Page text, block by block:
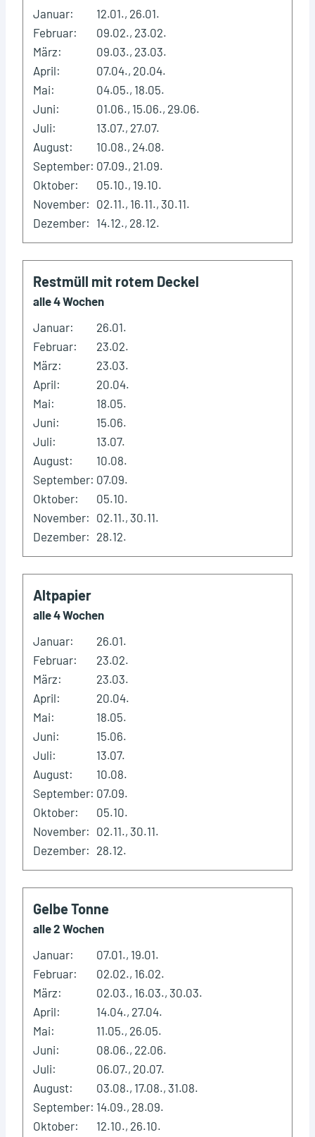
Januar:
12.01., 26.01.
Februar:
09.02., 23.02.
März:
09.03., 23.03.
April:
07.04., 20.04.
Mai:
04.05., 18.05.
Juni:
01.06., 15.06., 29.06.
Juli:
13.07., 27.07.
August:
10.08., 24.08.
September: 07.09., 21.09.
Oktober:
05.10., 19.10.
November: 02.11., 16.11., 30.11.
Dezember: 14.12., 28.12.
Restmüll mit rotem Deckel
alle 4 Wochen
Januar:
26.01.
Februar:
23.02.
März:
23.03.
April:
20.04.
Mai:
18.05.
Juni:
15.06.
Juli:
13.07.
August:
10.08.
September: 07.09.
Oktober:
05.10.
November: 02.11., 30.11.
Dezember: 28.12.
Altpapier
alle 4 Wochen
Januar:
26.01.
Februar:
23.02.
März:
23.03.
April:
20.04.
Mai:
18.05.
Juni:
15.06.
Juli:
13.07.
August:
10.08.
September: 07.09.
Oktober:
05.10.
November: 02.11., 30.11.
Dezember: 28.12.
Gelbe Tonne
alle 2 Wochen
Januar:
07.01., 19.01.
Februar:
02.02., 16.02.
März:
02.03., 16.03., 30.03.
April:
14.04., 27.04.
Mai:
11.05., 26.05.
Juni:
08.06., 22.06.
Juli:
06.07., 20.07.
August:
03.08., 17.08., 31.08.
September: 14.09., 28.09.
Oktober:
12.10., 26.10.